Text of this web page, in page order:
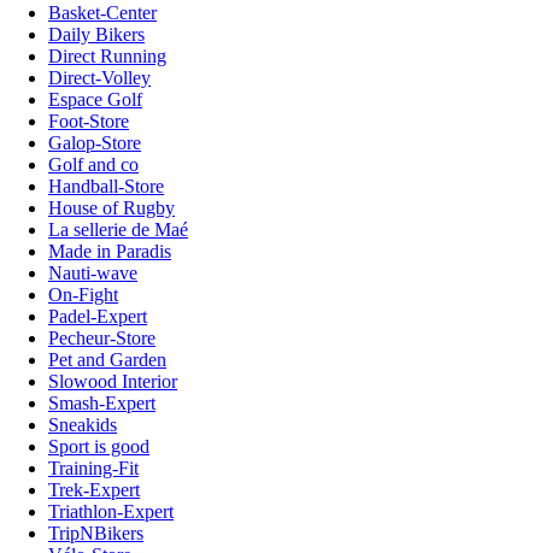
Basket-Center
Daily Bikers
Direct Running
Direct-Volley
Espace Golf
Foot-Store
Galop-Store
Golf and co
Handball-Store
House of Rugby
La sellerie de Maé
Made in Paradis
Nauti-wave
On-Fight
Padel-Expert
Pecheur-Store
Pet and Garden
Slowood Interior
Smash-Expert
Sneakids
Sport is good
Training-Fit
Trek-Expert
Triathlon-Expert
TripNBikers